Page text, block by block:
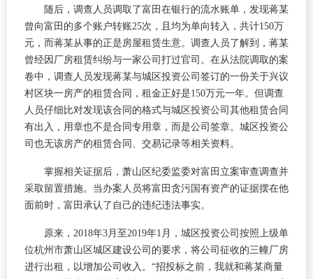
随后，调查人员调取了富田在银行的流水账单，发现蒋某
曾向富田的多个账户转账25次，且均为单向转入，共计150万
元，而蒋某从事的正是房屋租赁生意。调查人员了解到，蒋某
曾经因厂房租赁纠纷与一家公司打过官司。在从法院调取的案
卷中，调查人员发现蒋某与城区投资公司签订的一份关于兴议
村区块一房产的租赁合同，租金正好是150万元一年。但调查
人员仔细比对发现该合同的格式与城区投资公司其他租赁合同
有出入，用章也不是合同专用章，而是公司签章。城区投资公
司也无该房产的租赁合同、交易记录等相关资料。
掌握相关证据后，萧山区纪委监委对富田立案审查调查并
采取留置措施。当办案人员将富田贪污国有资产的证据摆在他
面前时，富田承认了自己的违纪违法事实。
原来，2018年3月至2019年1月，城区投资公司按照上级单
位杭州市萧山区城区建设公司的要求，将公司征收的三幢厂房
进行出租，以增加公司收入。“招投标之前，我就和蒋某商量